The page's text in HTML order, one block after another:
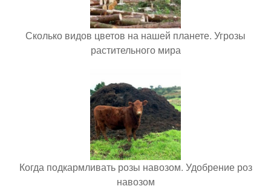
Сколько видов цветов на нашей планете. Угрозы
растительного мира
Когда подкармливать розы навозом. Удобрение роз
навозом